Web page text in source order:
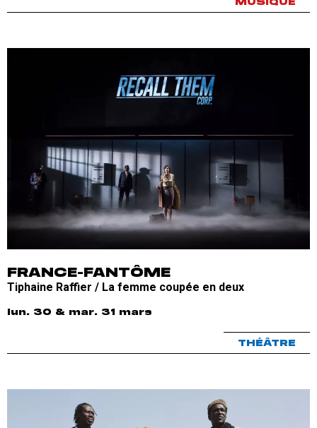
MUSIQUE
FRANCE-FANTÔME
Tiphaine Raffier / La femme coupée en deux
THÉÂTRE
lun. 30 & mar. 31 mars